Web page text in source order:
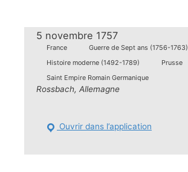
5 novembre 1757
France
Guerre de Sept ans (1756-1763)
Histoire moderne (1492-1789)
Prusse
Saint Empire Romain Germanique
Rossbach, Allemagne
Ouvrir dans l’application